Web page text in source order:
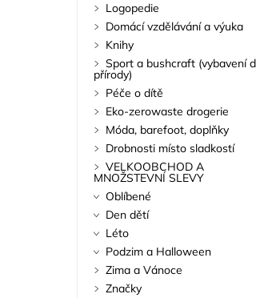
Logopedie
Domácí vzdělávání a výuka
Knihy
Sport a bushcraft (vybavení
přírody)
Péče o dítě
Eko-zerowaste drogerie
Móda, barefoot, doplňky
Drobnosti místo sladkostí
VELKOOBCHOD A
MNOŽSTEVNÍ SLEVY
Oblíbené
Den dětí
Léto
Podzim a Halloween
Zima a Vánoce
Značky